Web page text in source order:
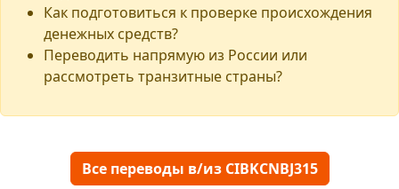
Как подготовиться к проверке происхождения
денежных средств?
Переводить напрямую из России или
рассмотреть транзитные страны?
Все переводы в/из CIBKCNBJ315